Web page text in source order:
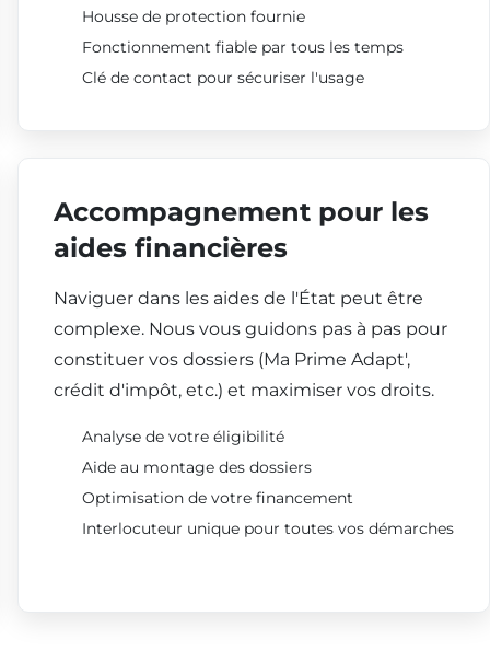
Housse de protection fournie
Fonctionnement fiable par tous les temps
Clé de contact pour sécuriser l'usage
Accompagnement pour les
aides financières
Naviguer dans les aides de l'État peut être
complexe. Nous vous guidons pas à pas pour
constituer vos dossiers (Ma Prime Adapt',
crédit d'impôt, etc.) et maximiser vos droits.
Analyse de votre éligibilité
Aide au montage des dossiers
Optimisation de votre financement
Interlocuteur unique pour toutes vos démarches